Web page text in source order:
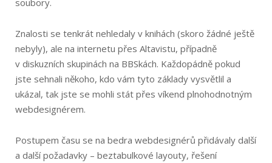
soubory.
Znalosti se tenkrát nehledaly v knihách (skoro žádné ještě
nebyly), ale na internetu přes Altavistu, případně
v diskuzních skupinách na BBSkách. Každopádně pokud
jste sehnali někoho, kdo vám tyto základy vysvětlil a
ukázal, tak jste se mohli stát přes víkend plnohodnotným
webdesignérem.
Postupem času se na bedra webdesignérů přidávaly další
a další požadavky – beztabulkové layouty, řešení